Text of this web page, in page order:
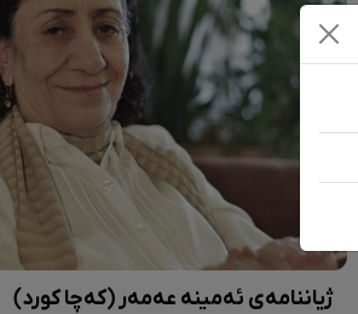
ژیاننامەی ئەمینە عەمەر (کەچا کورد)